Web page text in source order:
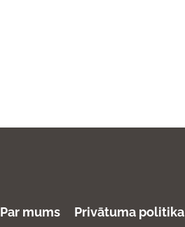
Par mums Privātuma politika